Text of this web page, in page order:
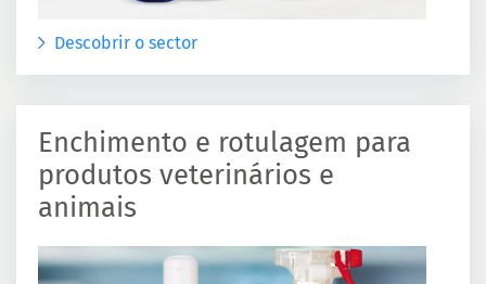
Descobrir o sector
Enchimento e rotulagem para
produtos veterinários e
animais